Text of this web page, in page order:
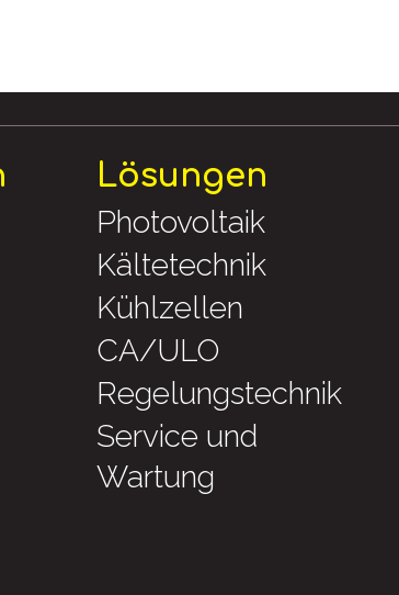
Lösungen
Photovoltaik
Kältetechnik
Kühlzellen
CA/ULO
Regelungstechnik
Service und
Wartung